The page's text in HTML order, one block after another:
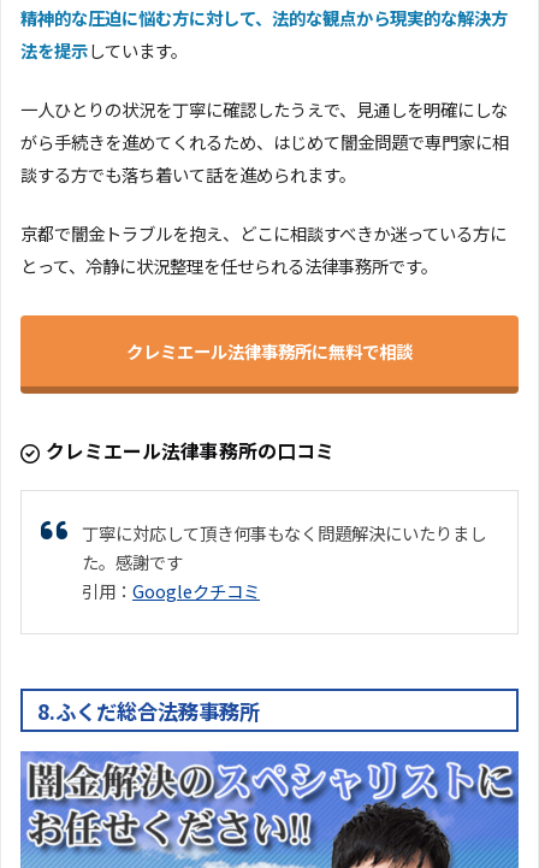
精神的な圧迫に悩む方に対して、法的な観点から現実的な解決方
法を提示しています。
一人ひとりの状況を丁寧に確認したうえで、見通しを明確にしな
がら手続きを進めてくれるため、はじめて闇金問題で専門家に相
談する方でも落ち着いて話を進められます。
京都で闇金トラブルを抱え、どこに相談すべきか迷っている方に
とって、冷静に状況整理を任せられる法律事務所です。
クレミエール法律事務所に無料で相談
クレミエール法律事務所の口コミ
丁寧に対応して頂き何事もなく問題解決にいたりまし
た。感謝です
引用： Googleクチコミ
8.ふくだ総合法務事務所